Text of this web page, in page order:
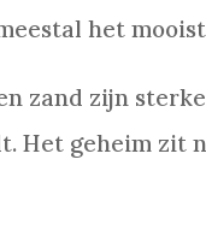
het
zand zijn
Het geheim zit